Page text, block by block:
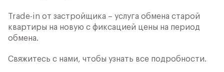
Trade-in от застройщика – услуга обмена старой
квартиры на новую с фиксацией цены на период
обмена.
Свяжитесь с нами, чтобы узнать все подробности.